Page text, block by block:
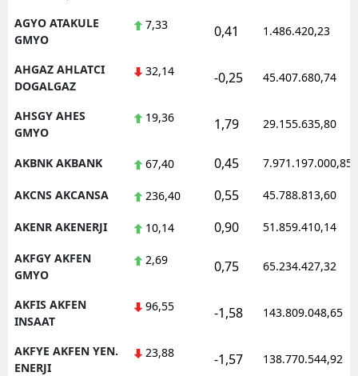
AGYO ATAKULE
GMYO
7,33 0,41 1.486.420,23
AHGAZ AHLATCI
DOGALGAZ
32,14 -0,25 45.407.680,74
AHSGY AHES
GMYO
19,36 1,79 29.155.635,80
AKBNK AKBANK 67,40 0,45 7.971.197.000,85
AKCNS AKCANSA 236,40 0,55 45.788.813,60
AKENR AKENERJI 10,14 0,90 51.859.410,14
AKFGY AKFEN
GMYO
2,69 0,75 65.234.427,32
AKFIS AKFEN
INSAAT
96,55 -1,58 143.809.048,65
AKFYE AKFEN YEN.
ENERJI
23,88 -1,57 138.770.544,92